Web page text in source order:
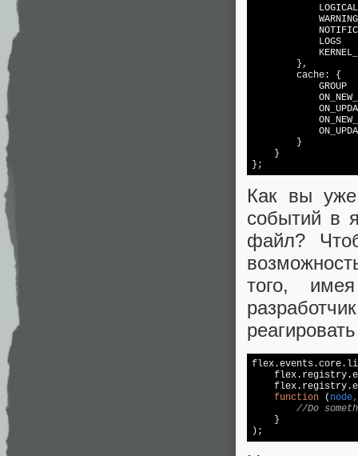
LOGS
        },
        cache: {
GROUP
        }
    }
Как вы уже
событий в
файл?
того,
function (
//Do
    }